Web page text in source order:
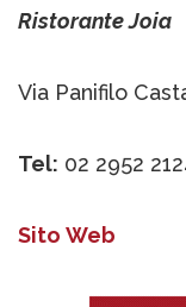
Ristorante Joia
Via Panifilo
Tel: 02 2952
Sito Web